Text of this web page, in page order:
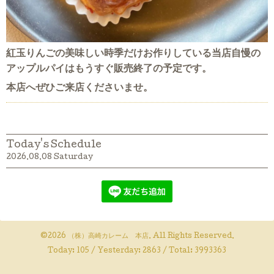
紅玉りんごの美味しい時季だけお作りしている当店自慢の
アップルパイはもうすぐ販売終了の予定です。
本店へぜひご来店くださいませ。
Today's Schedule
2026.08.08 Saturday
©2026 （株）高崎カレーム 本店. All Rights Reserved.
Today: 105 / Yesterday: 2863 / Total: 3993363